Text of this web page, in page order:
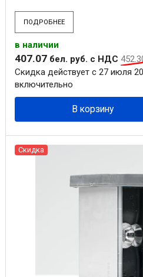
ПОДРОБНЕЕ
в наличии
407.07 бел. руб. с НДС 452.
Скидка действует с 27 июля
включительно
В корзину
Скидка